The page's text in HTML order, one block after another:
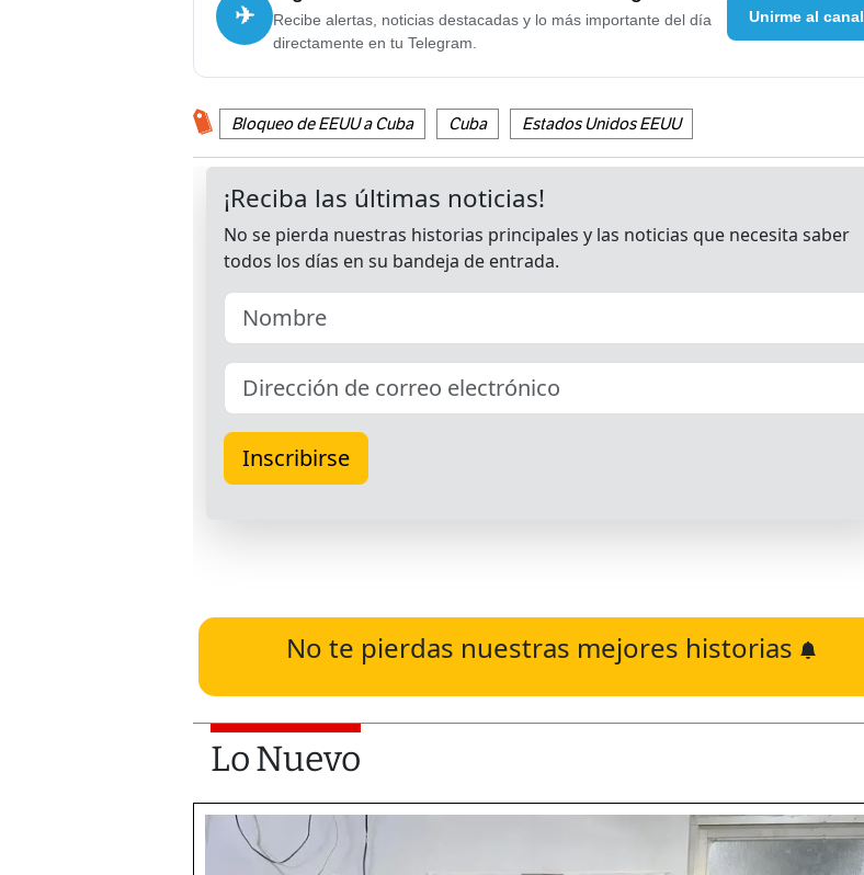
✈
Recibe alertas, noticias destacadas y lo más importante del día
directamente en tu Telegram.
Unirme al canal
Bloqueo de EEUU a Cuba Cuba Estados Unidos EEUU
No te pierdas nuestras mejores historias
Lo Nuevo